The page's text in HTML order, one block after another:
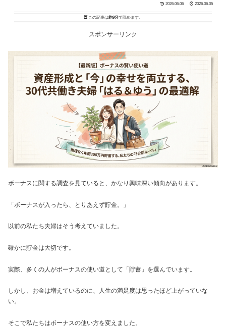
2026.06.06 2026.06.05
この記事は約9分で読めます。
スポンサーリンク
ボーナスに関する調査を見ていると、かなり興味深い傾向があります。
「ボーナスが入ったら、とりあえず貯金。」
以前の私たち夫婦はそう考えていました。
確かに貯金は大切です。
実際、多くの人がボーナスの使い道として「貯蓄」を選んでいます。
しかし、お金は増えているのに、人生の満足度は思ったほど上がっていな
い。
そこで私たちはボーナスの使い方を変えました。